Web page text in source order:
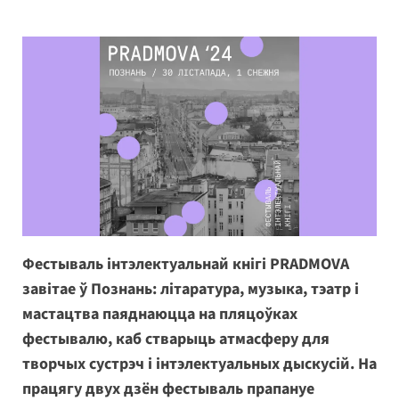
Фестываль інтэлектуальнай кнігі PRADMOVA
завітае ў Познань: літаратура, музыка, тэатр і
мастацтва паяднаюцца на пляцоўках
фестывалю, каб стварыць атмасферу для
творчых сустрэч і інтэлектуальных дыскусій. На
працягу двух дзён фестываль прапануе